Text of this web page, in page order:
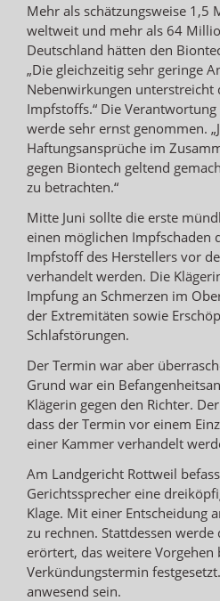
Mehr als schätzungsweise 1,5
weltweit und mehr als 64
Deutschland hätten den
„Die gleichzeitig sehr geringe
Nebenwirkungen unterstreicht
Impfstoffs.“ Die
werde sehr ernst genommen.
Haftungsansprüche im
gegen Biontech geltend
zu betrachten.“
Mitte Juni sollte die erste
einen möglichen Impfschaden
Impfstoff des Herstellers vor
verhandelt werden. Die
Impfung an Schmerzen im
der Extremitäten sowie
Schlafstörungen.
Der Termin war aber
Grund war ein
Klägerin gegen den Richter.
dass der Termin vor einem
einer Kammer verhandelt
Am Landgericht Rottweil
Gerichtssprecher eine
Klage. Mit einer Entscheidung
zu rechnen. Stattdessen
erörtert, das weitere
Verkündungstermin
anwesend sein.